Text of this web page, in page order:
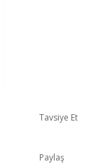
Tavsiye Et
Paylaş